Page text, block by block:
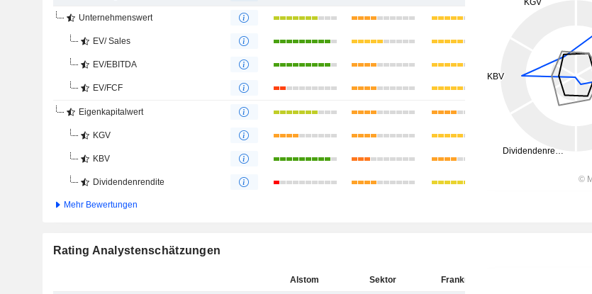
Unternehmenswert
EV/ Sales
EV/EBITDA
EV/FCF
Eigenkapitalwert
KGV
KBV
Dividendenrendite
Mehr Bewertungen
Rating Analystenschätzungen
Alstom Sektor Frankreich